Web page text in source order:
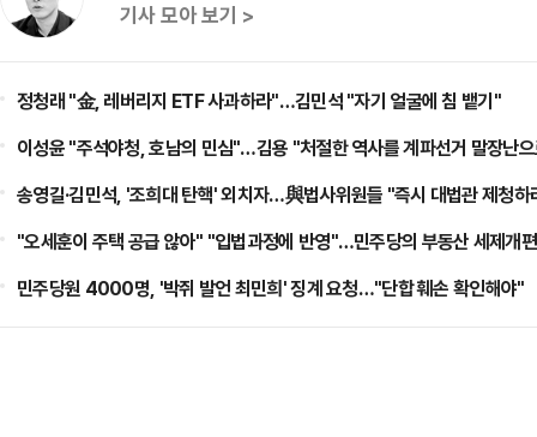
기사 모아 보기 >
정청래 "金, 레버리지 ETF 사과하라"…김민석 "자기 얼굴에 침 뱉기"
이성윤 "주석야청, 호남의 민심"…김용 "처절한 역사를 계파선거 말장난
송영길·김민석, '조희대 탄핵' 외치자…與법사위원들 "즉시 대법관 제청하
"오세훈이 주택 공급 않아" "입법과정에 반영"…민주당의 부동산 세제개
민주당원 4000명, '박쥐 발언 최민희' 징계 요청…"단합 훼손 확인해야"